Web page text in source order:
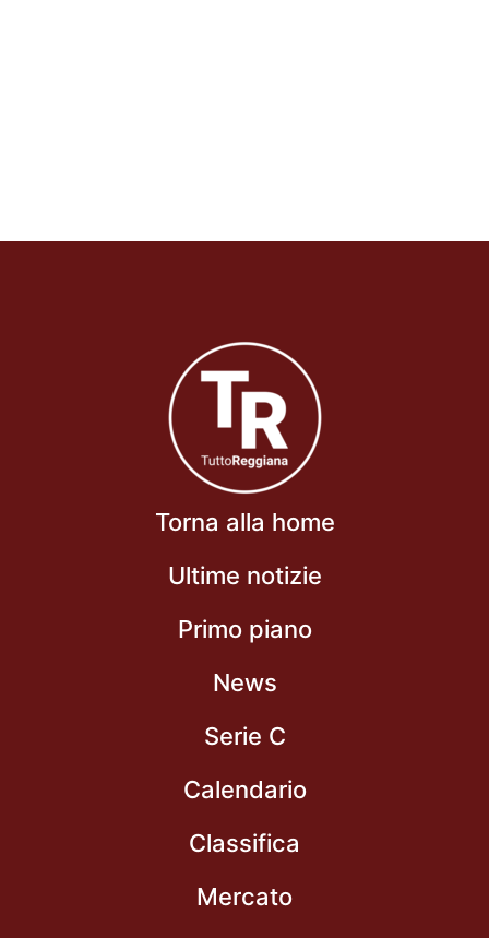
Torna alla home
Ultime notizie
Primo piano
News
Serie C
Calendario
Classifica
Mercato